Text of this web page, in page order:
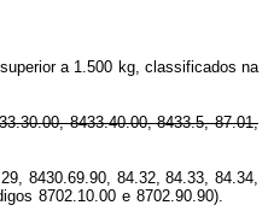
a 1.500 kg, classificados na
8433.40.00, 8433.5, 87.01,
8430.69.90, 84.32, 84.33, 84.34,
8702.10.00 e 8702.90.90).